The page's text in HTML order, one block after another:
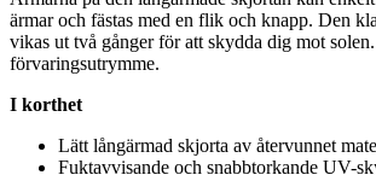
ärmar och fästas med en flik och knapp. Den
vikas ut två gånger för att skydda dig mot
förvaringsutrymme.
I korthet
Lätt långärmad skjorta av återvunnet
Fuktavvisande och snabbtorkande UV-